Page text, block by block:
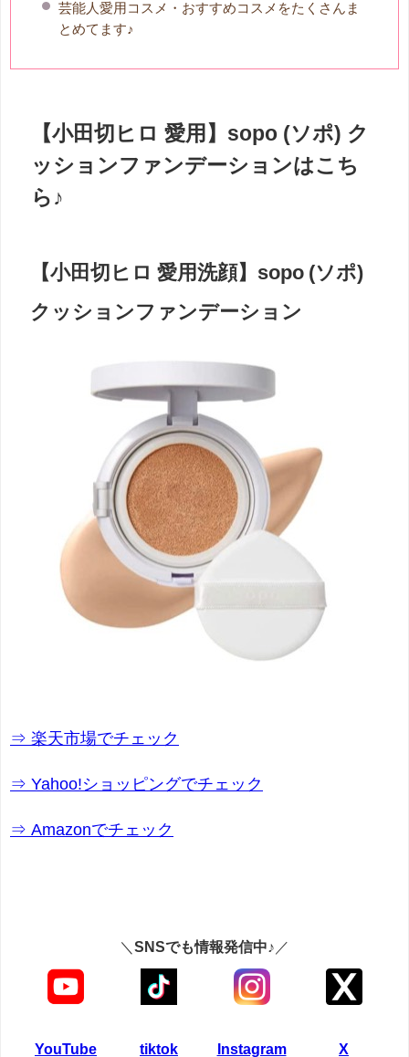
芸能人愛用コスメ・おすすめコスメをたくさんま
とめてます♪
【小田切ヒロ 愛用】sopo (ソポ) ク
ッションファンデーションはこち
ら♪
【小田切ヒロ 愛用洗顔】sopo (ソポ)
クッションファンデーション
⇒ 楽天市場でチェック
⇒ Yahoo!ショッピングでチェック
⇒ Amazonでチェック
＼ SNSでも情報発信中♪ ／
YouTube tiktok Instagram X